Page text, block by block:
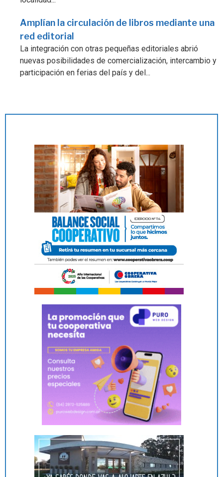
Amplían la circulación de libros mediante una
red editorial
La integración con otras pequeñas editoriales abrió
nuevas posibilidades de comercialización, intercambio y
participación en ferias del país y del...